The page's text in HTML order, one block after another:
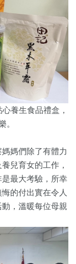
養生食品禮盒，
。
媽們除了有體力
兒育女的工作，
最大考驗，所幸
的付出實在令人
，溫暖每位母親